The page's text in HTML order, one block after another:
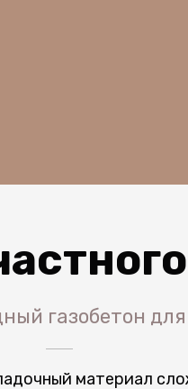
газобетон
материал